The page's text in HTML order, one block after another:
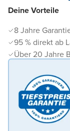
Deine Vorteile
8 Jahre
95 % direkt ab
Über 20 Jahre